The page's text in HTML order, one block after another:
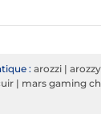
: arozzi | arozzy
| mars gaming